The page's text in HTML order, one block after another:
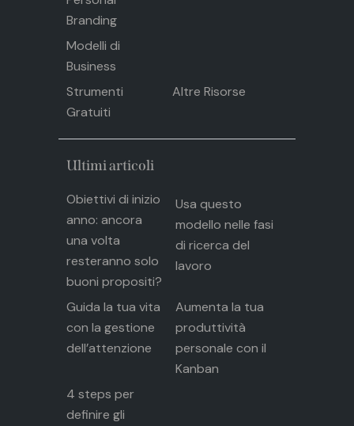
Branding
Modelli di
Business
Strumenti
Gratuiti
Altre Risorse
Ultimi articoli
Obiettivi di inizio
anno: ancora
una volta
resteranno solo
buoni propositi?
Usa questo
modello nelle fasi
di ricerca del
lavoro
Guida la tua vita
con la gestione
dell’attenzione
Aumenta la tua
produttività
personale con il
Kanban
4 steps per
definire gli